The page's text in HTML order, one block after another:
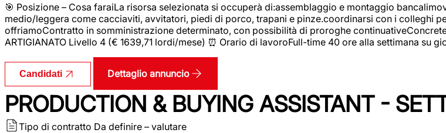
🎯 Posizione – Cosa faraiLa risorsa selezionata si occuperà di:assemblaggio e montaggio
medio/leggera come cacciaviti, avvitatori, piedi di porco, trapani e pinze.coordinarsi con i colleghi
offriamoContratto in somministrazione determinato, con possibilità di proroghe
ARTIGIANATO Livello 4 (€ 1639,71 lordi/mese) ⏰ Orario di lavoroFull-time 40 ore alla settimana su
Candidati Dettaglio annuncio
PRODUCTION & BUYING ASSISTANT -
Tipo di contratto Da definire – valutare